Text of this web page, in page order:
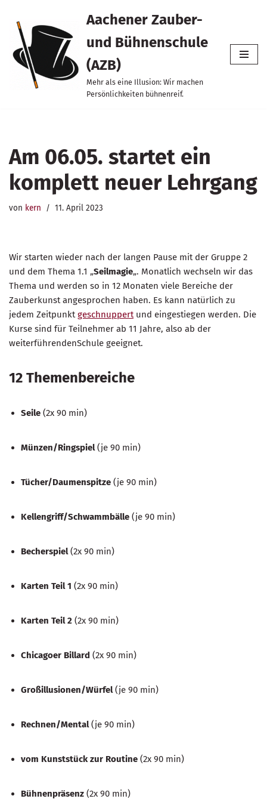
Zum
Inhalt
springen
Aachener Zauber-
und Bühnenschule
(AZB)
Mehr als eine Illusion: Wir machen
Persönlichkeiten bühnenreif.
Am 06.05. startet ein
komplett neuer Lehrgang
von kern 11. April 2023
Wir starten wieder nach der langen Pause mit der Gruppe 2
und dem Thema 1.1 „Seilmagie„. Monatlich wechseln wir das
Thema und werden so in 12 Monaten viele Bereiche der
Zauberkunst angesprochen haben. Es kann natürlich zu
jedem Zeitpunktgeschnuppertund eingestiegen werden. Die
Kurse sind für Teilnehmer ab 11 Jahre, also ab der
weiterführendenSchule geeignet.
12 Themenbereiche
Seile (2x 90 min)
Münzen/Ringspiel(je 90 min)
Tücher/Daumenspitze (je 90 min)
Kellengriff/Schwammbälle (je 90 min)
Becherspiel(2x 90 min)
Karten Teil 1 (2x 90 min)
Karten Teil 2 (2x 90 min)
Chicagoer Billard (2x 90 min)
Großillusionen/Würfel(je 90 min)
Rechnen/Mental(je 90 min)
vom Kunststück zur Routine (2x 90 min)
Bühnenpräsenz (2x 90 min)